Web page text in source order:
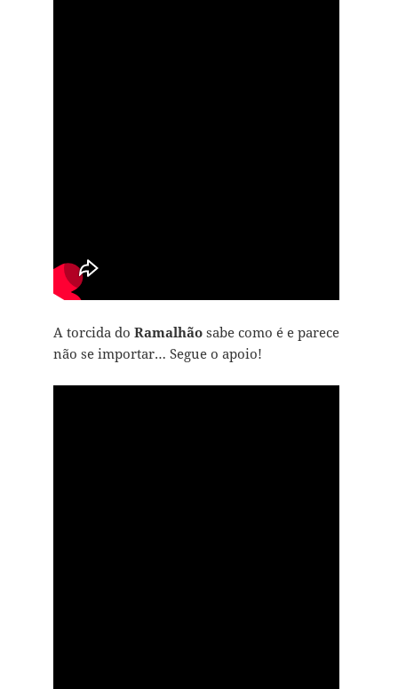
A torcida do Ramalhãosabe como é e parece
não se importar… Segue o apoio!